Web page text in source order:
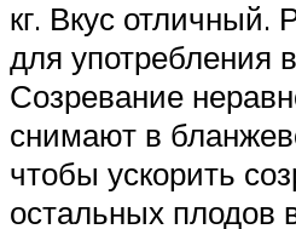
кг. Вкус отличный.
для употребления
Созревание
снимают в
чтобы ускорить
остальных плодов